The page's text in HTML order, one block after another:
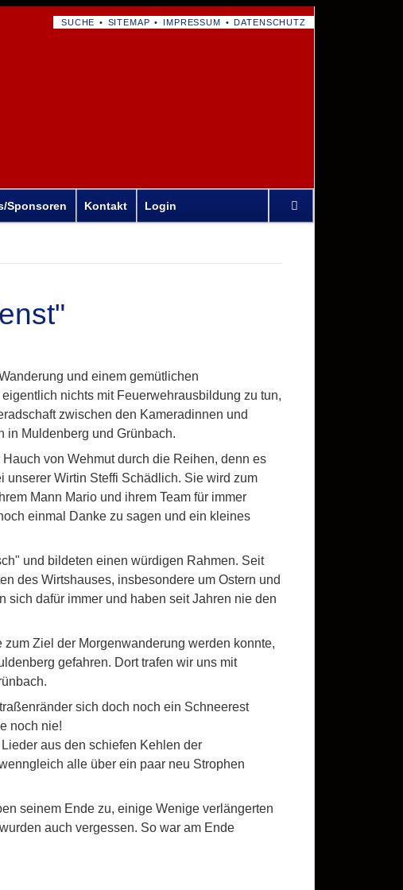
NAVIGATION
SUCHE SITEMAP IMPRESSUM DATENSCHUTZ
überspringen
Sponsoren Kontakt Login
und einem gemütlichen
nichts mit Feuerwehrausbildung zu tun,
zwischen den Kameradinnen und
in Muldenberg und Grünbach.
von Wehmut durch die Reihen, denn es
unserer Wirtin Steffi Schädlich. Sie wird zum
Mann Mario und ihrem Team für immer
einmal Danke zu sagen und ein kleines
und bildeten einen würdigen Rahmen. Seit
des Wirtshauses, insbesondere um Ostern und
dafür immer und haben seit Jahren nie den
Ziel der Morgenwanderung werden konnte,
gefahren. Dort trafen wir uns mit
sich doch noch ein Schneerest
noch nie!
aus den schiefen Kehlen der
alle über ein paar neu Strophen
seinem Ende zu, einige Wenige verlängerten
auch vergessen. So war am Ende